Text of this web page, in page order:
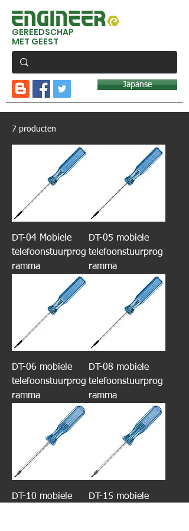
GEREEDSCHAP
MET GEEST
Japanse
7 producten
DT-04 Mobiele
telefoonstuurprog
ramma
DT-05 mobiele
telefoonstuurprog
ramma
DT-06 mobiele
telefoonstuurprog
ramma
DT-08 mobiele
telefoonstuurprog
ramma
DT-10 mobiele
DT-15 mobiele